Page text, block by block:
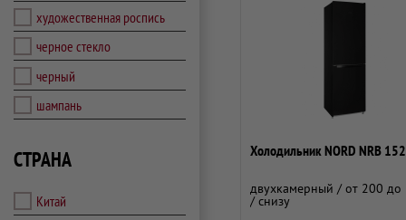
художественная роспись
черное стекло
черный
шампань
СТРАНА
Китай
Холодильник NORD NRB
двухкамерный / от 200 до
/ снизу